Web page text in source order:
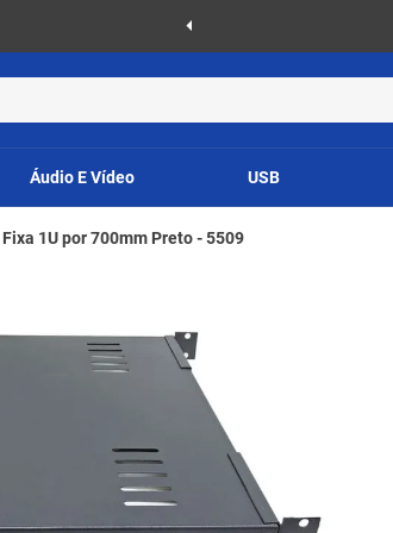
Áudio E Vídeo USB
1U por 700mm Preto - 5509